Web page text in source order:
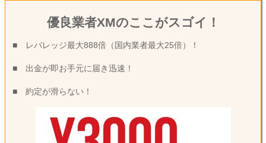
優良業者XMのここがスゴイ！
■ レバレッジ最大888倍（国内業者最大25倍）！
■ 出金が即お手元に届き迅速！
■ 約定が滑らない！